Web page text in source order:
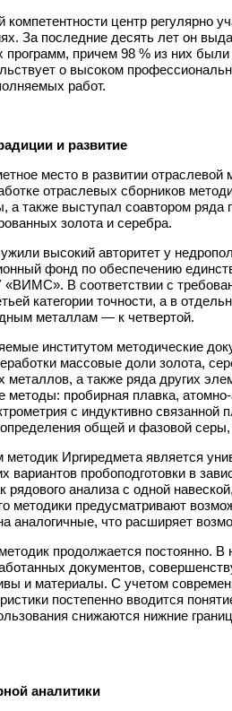
центр регулярно
За последние десять лет он
программ, причем 98 % из них
о высоком
работ.
и развитие
место в развитии
отраслевых сборников
а также выступал соавтором ряда
золота и серебра.
высокий авторитет у
фонд по обеспечению
В соответствии с
категории точности, а в
металлам — к четвертой.
институтом методические
массовые доли золота,
металлов, а также ряда других
методы: пробирная плавка,
с индуктивно связанной
общей и фазовой
Иргиредмета является
вариантов пробоподготовки в
рядового анализа с одной
методики предусматривают
аналогичные, что расширяет
продолжается постоянно. В
документов,
и материалы. С учетом
постепенно вводится
снижаются нижние
аналитики